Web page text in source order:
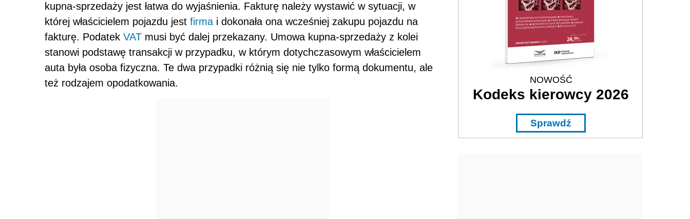
kupna-sprzedaży jest łatwa do wyjaśnienia. Fakturę należy wystawić w sytuacji, w
której właścicielem pojazdu jest firmai dokonała ona wcześniej zakupu pojazdu na
fakturę. Podatek VAT musi być dalej przekazany. Umowa kupna-sprzedaży z kolei
stanowi podstawę transakcji w przypadku, w którym dotychczasowym właścicielem
auta była osoba fizyczna. Te dwa przypadki różnią się nie tylko formą dokumentu, ale
też rodzajem opodatkowania.
NOWOŚĆ
Kodeks kierowcy 2026
Sprawdź